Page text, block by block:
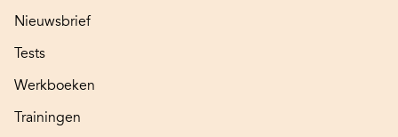
Nieuwsbrief
Tests
Werkboeken
Trainingen